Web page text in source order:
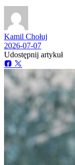
Kamil Chołuj
2026-07-07
Udostępnij artykuł